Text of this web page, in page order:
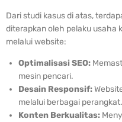
Dari studi kasus di atas,
diterapkan oleh pelaku usaha
melalui website:
Optimalisasi SEO:
mesin pencari.
Desain Responsif:
melalui berbagai perangkat.
Konten Berkualitas: